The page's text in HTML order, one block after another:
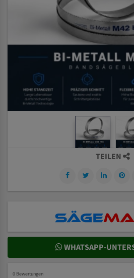
TEILEN
WHATSAPP-
0 Bewertungen